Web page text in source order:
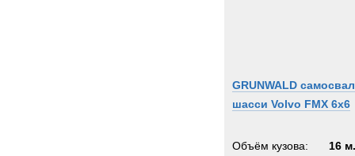
GRUNWALD
шасси Volvo FMX 6x6
Объём кузова:
16